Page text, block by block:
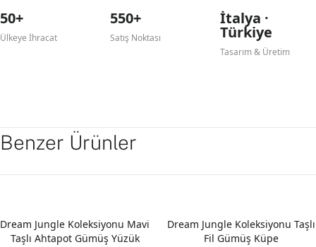
50+
Ülkeye İhracat
550+
Satış Noktası
İtalya ·
Türkiye
Tasarım & Üretim
Benzer Ürünler
Dream Jungle Koleksiyonu Mavi
Taşlı Ahtapot Gümüş Yüzük
Dream Jungle Koleksiyonu Taşlı
Fil Gümüş Küpe